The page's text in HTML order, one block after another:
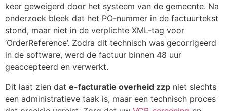
keer geweigerd door het systeem van de gemeente. Na
onderzoek bleek dat het PO-nummer in de factuurtekst
stond, maar niet in de verplichte XML-tag voor
‘OrderReference’. Zodra dit technisch was gecorrigeerd
in de software, werd de factuur binnen 48 uur
geaccepteerd en verwerkt.
Dit laat zien dat e-facturatie overheid zzp niet slechts
een administratieve taak is, maar een technisch proces